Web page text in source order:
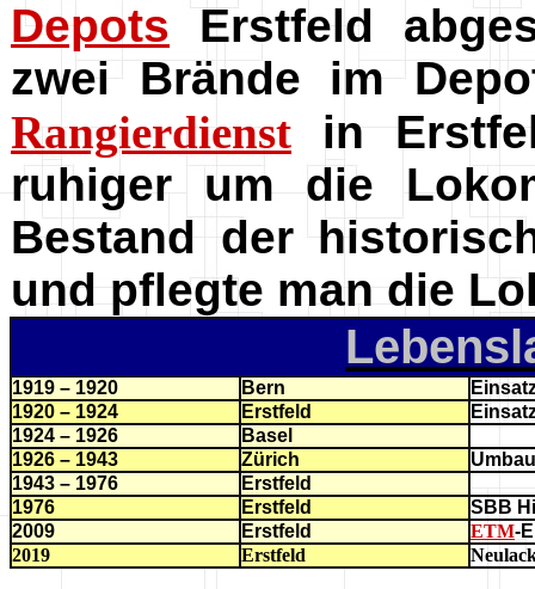
Depots Erstfeld
zwei Brände im
Rangierdienst in
ruhiger um die
Bestand der
und pflegte man die
1919 – 1920 Bern
1920 – 1924
Erstfeld
1924 – 1926
Basel
1926 – 1943
Zürich
1943 – 1976
Erstfeld
1976
Erstfeld
SBB
2009
Erstfeld ETM-
2019
Erstfeld